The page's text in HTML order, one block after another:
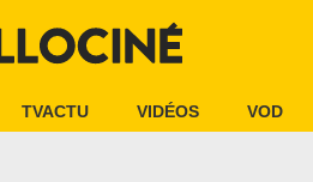
TVACTU VIDÉOS VOD